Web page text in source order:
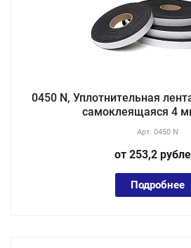
0450 N, Уплотнительная
самоклеящаяся 4
Арт. 0450 N
от 253,2 руб
Подробнее